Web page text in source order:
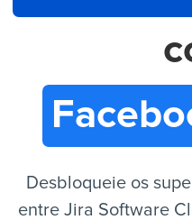
Desbloqueie os
entre Jira Software